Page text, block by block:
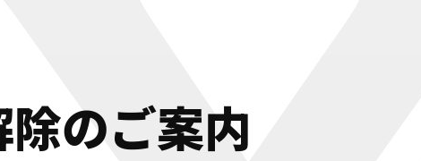
のご案内